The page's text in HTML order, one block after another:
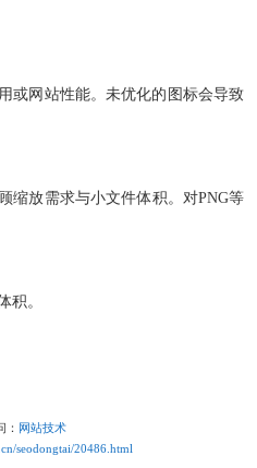
或网站性能。未优化的图标会导致
缩放需求与小文件体积。对PNG等
积。
网站技术
seodongtai/20486.html